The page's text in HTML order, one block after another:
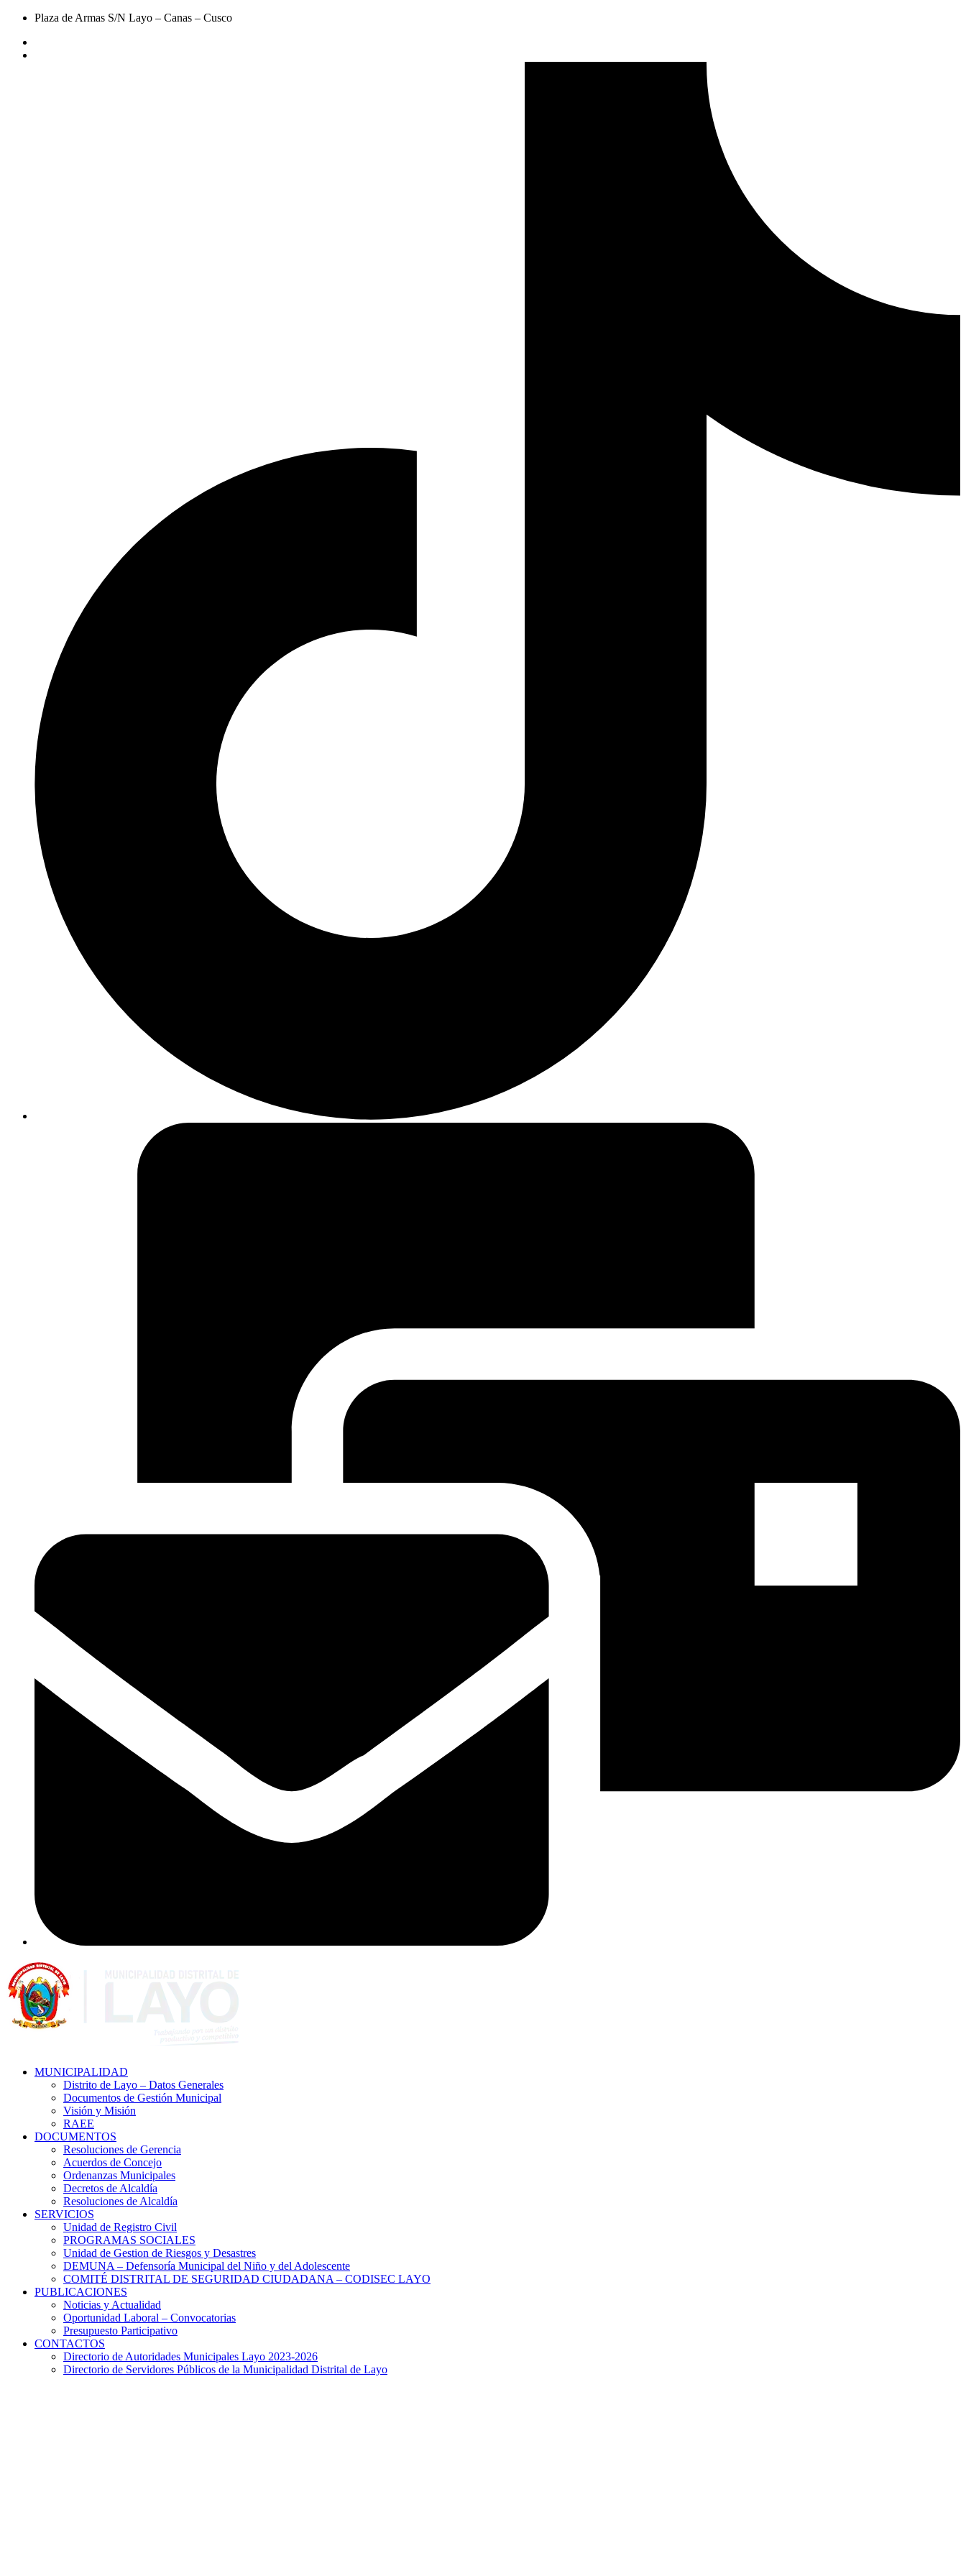
Plaza de Armas S/N Layo – Canas – Cusco
MUNICIPALIDAD
Distrito de Layo – Datos Generales
Documentos de Gestión Municipal
Visión y Misión
RAEE
DOCUMENTOS
Resoluciones de Gerencia
Acuerdos de Concejo
Ordenanzas Municipales
Decretos de Alcaldía
Resoluciones de Alcaldía
SERVICIOS
Unidad de Registro Civil
PROGRAMAS SOCIALES
Unidad de Gestion de Riesgos y Desastres
DEMUNA – Defensoría Municipal del Niño y del Adolescente
COMITÉ DISTRITAL DE SEGURIDAD CIUDADANA – CODISEC LAYO
PUBLICACIONES
Noticias y Actualidad
Oportunidad Laboral – Convocatorias
Presupuesto Participativo
CONTACTOS
Directorio de Autoridades Municipales Layo 2023-2026
Directorio de Servidores Públicos de la Municipalidad Distrital de Layo